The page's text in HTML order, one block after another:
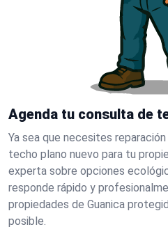
Agenda tu consulta de
Ya sea que necesites
techo plano nuevo para tu
experta sobre opciones
responde rápido y
propiedades de Guanica
posible.